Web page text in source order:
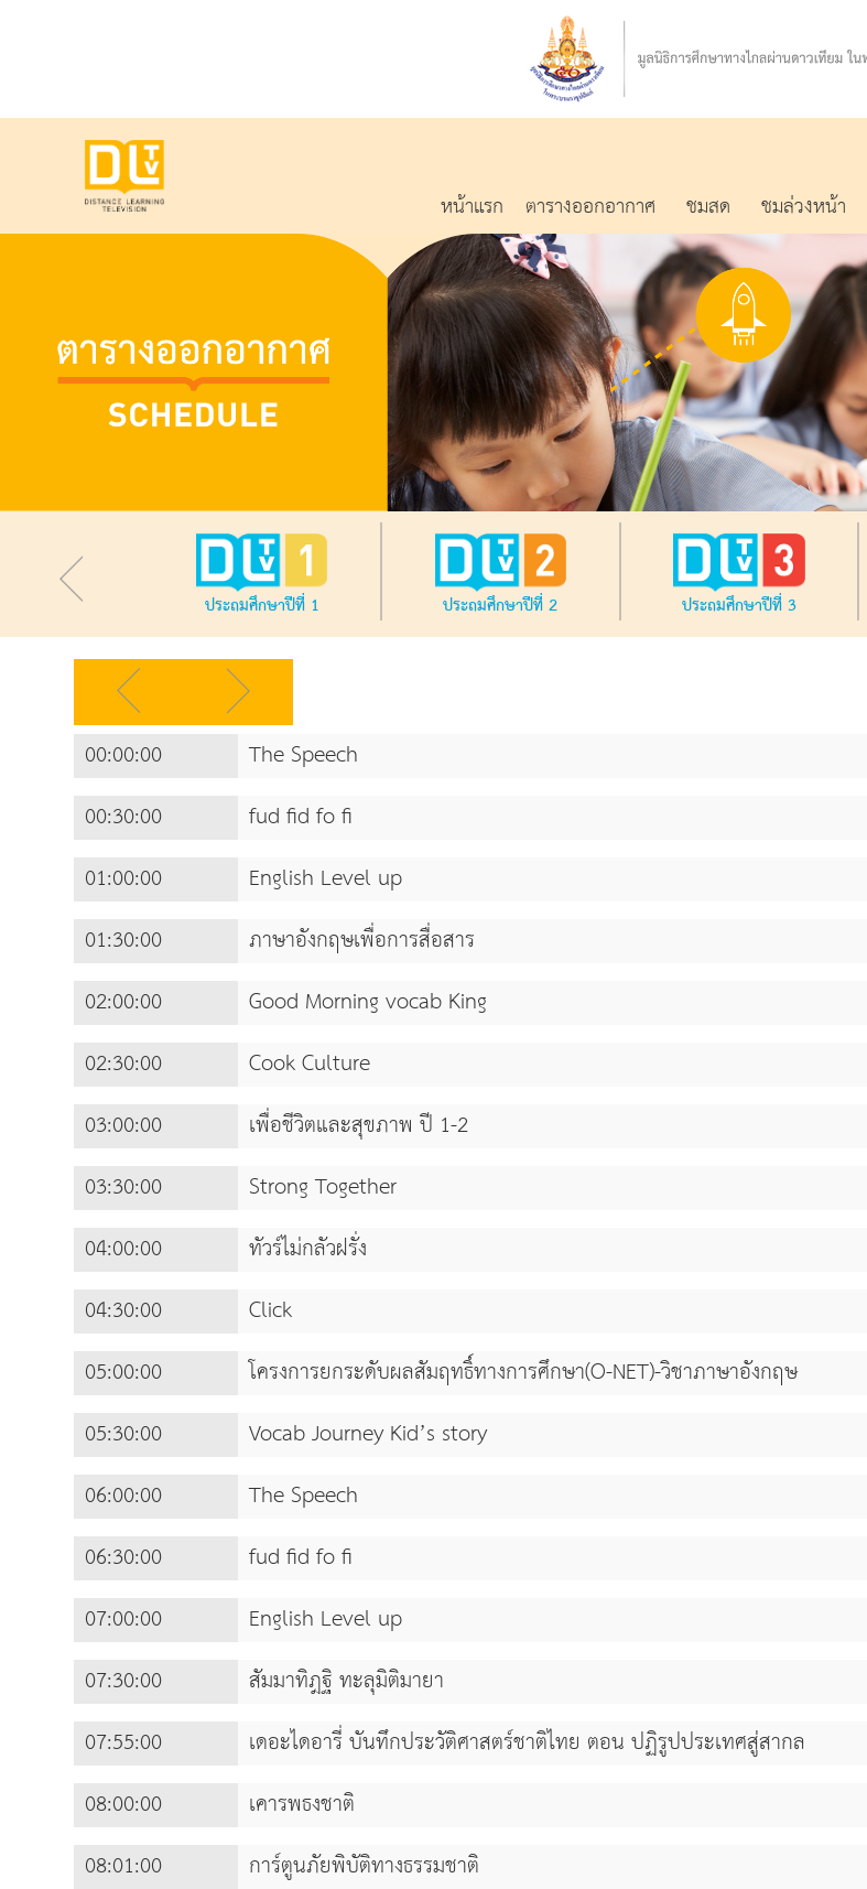
หน้าแรก ตารางออกอากาศ ชมสด ชมล่วงหน้า
ประถมศึกษาปีที่ 1 ประถมศึกษาปีที่ 2 ประถมศึกษาปีที่ 3
00:00:00
The Speech
00:30:00
fud fid fo fi
01:00:00
English Level up
01:30:00
ภาษาอังกฤษเพื่อการสื่อสาร
02:00:00
Good Morning vocab King
02:30:00
Cook Culture
03:00:00
เพื่อชีวิตและสุขภาพ ปี 1-2
03:30:00
Strong Together
04:00:00
ทัวร์ไม่กลัวฝรั่ง
04:30:00
Click
05:00:00
โครงการยกระดับผลสัมฤทธิ์ทางการศึกษา(O-NET)-วิชาภาษาอังกฤษ
05:30:00
Vocab Journey Kid’s story
06:00:00
The Speech
06:30:00
fud fid fo fi
07:00:00
English Level up
07:30:00
สัมมาทิฎฐิ ทะลุมิติมายา
07:55:00
เดอะไดอารี่ บันทึกประวัติศาสตร์ชาติไทย ตอน ปฏิรูปประเทศสู่สากล
08:00:00
เคารพธงชาติ
08:01:00
การ์ตูนภัยพิบัติทางธรรมชาติ